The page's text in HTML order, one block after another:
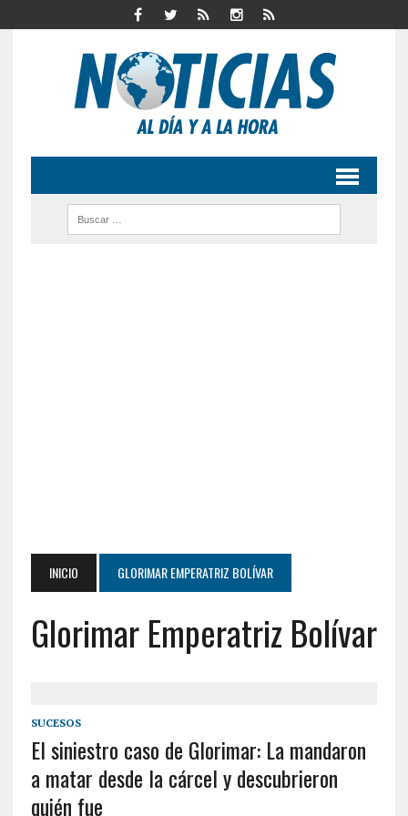
INICIO GLORIMAR EMPERATRIZ BOLÍVAR
Glorimar Emperatriz Bolívar
SUCESOS
El siniestro caso de Glorimar: La mandaron
a matar desde la cárcel y descubrieron
quién fue